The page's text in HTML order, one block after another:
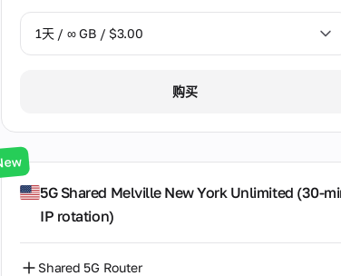
1天 / ∞ GB / $3.00
30天 / ∞ GB / $50.00
购买
5G Shared Melville New York Unlimited
IP rotation)
Shared 5G Router